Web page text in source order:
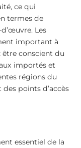
ce qui
termes de
Les
important à
être conscient du
importés et
régions du
points d’accès
essentiel de la